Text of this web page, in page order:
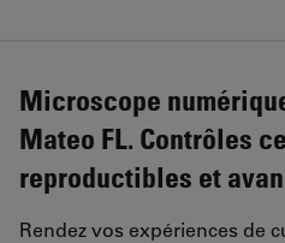
Microscope
Mateo FL. Contrôles
reproductibles et
Rendez vos expériences de